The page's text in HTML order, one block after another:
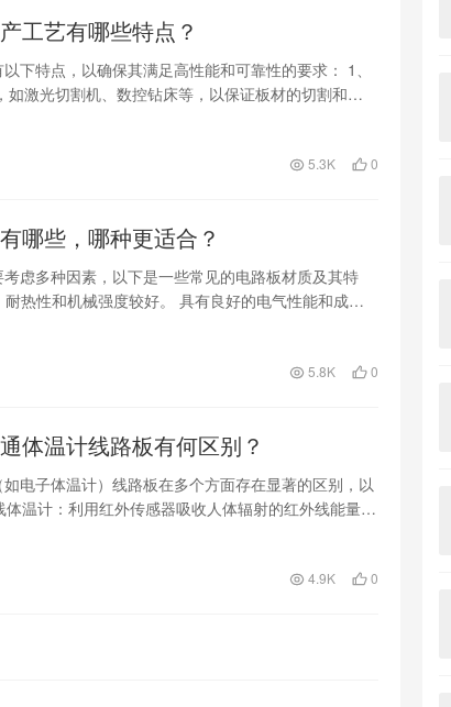
工艺有哪些特点？
下特点，以确保其满足高性能和可靠性的要求： 1、
激光切割机、数控钻床等，以保证板材的切割和钻
5.3K 0
哪些，哪种更适合？
虑多种因素，以下是一些常见的电路板材质及其特
热性和机械强度较好。 具有良好的电气性能和成本
5.8K 0
体温计线路板有何区别？
电子体温计）线路板在多个方面存在显著的区别，以
温计：利用红外传感器吸收人体辐射的红外线能量，
4.9K 0